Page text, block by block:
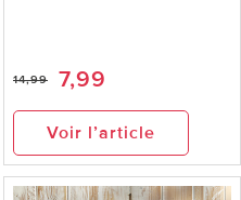
14,99 7,99
Voir l’article